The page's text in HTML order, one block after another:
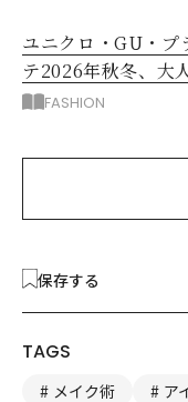
ユニクロ・GU・プ
テ2026年秋冬、大
たい新作服は？
FASHION
保存する
TAGS
メイク術 ア